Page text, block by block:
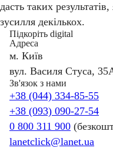
дасть таких
зусилля декількох.
Підкоріть digital
Адреса
м. Київ
вул. Василя Стуса,
Зв'язок з нами
+38 (044) 334-85-55
+38 (093) 090-27-54
0 800 311 900
lanetclick@lanet.ua